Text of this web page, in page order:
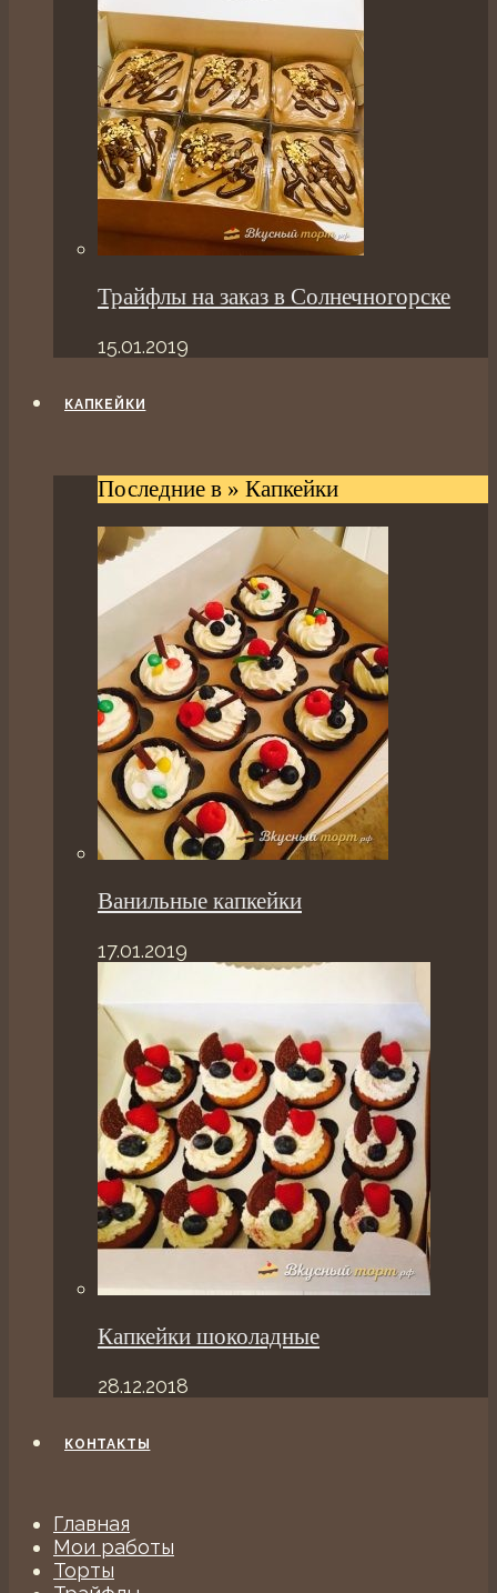
Трайфлы на заказ в Солнечногорске
15.01.2019
КАПКЕЙКИ
Последние в » Капкейки
Ванильные капкейки
17.01.2019
Капкейки шоколадные
28.12.2018
КОНТАКТЫ
Главная
Мои работы
Торты